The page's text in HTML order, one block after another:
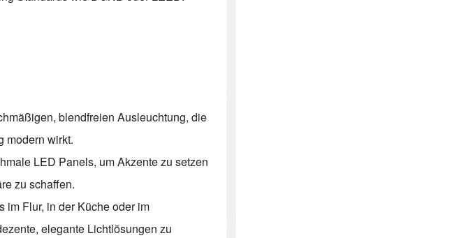
blendfreien Ausleuchtung, die
modern wirkt.
LED Panels, um Akzente zu setzen
zu schaffen.
im Flur, in der Küche oder im
elegante Lichtlösungen zu